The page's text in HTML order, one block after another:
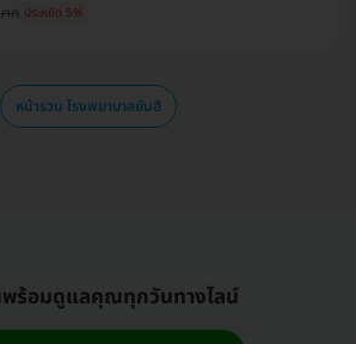
ท ประหยัด 5%
หน้ารวม โรงพยาบาลยันฮี
ร้อมดูแลคุณทุกวันทางไลน์